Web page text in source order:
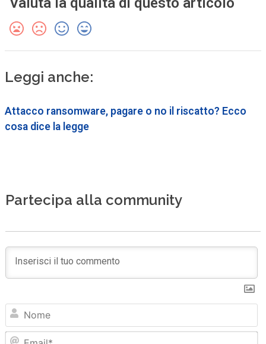
Leggi anche:
Attacco ransomware, pagare o no il riscatto? Ecco
cosa dice la legge
Partecipa alla community